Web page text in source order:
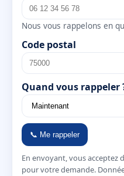
Nous vous rappelons en
Code postal
Quand vous rappeler
📞 Me rappeler
En envoyant, vous acceptez
pour votre demande.